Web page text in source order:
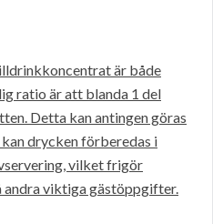
är både
ratio är att blanda 1 del
Detta kan antingen göras
drycken förberedas i
vilket frigör
viktiga gästöppgifter.